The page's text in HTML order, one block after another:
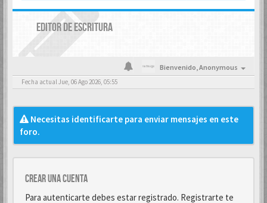
EDITOR DE ESCRITURA
Bienvenido,Anonymous
Fecha actual Jue, 06 Ago 2026, 05:55
Necesitas identificarte para enviar mensajes en este
foro.
Crear una cuenta
Para autenticarte debes estar registrado. Registrarte te